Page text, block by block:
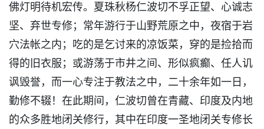
佛灯明待机宏传。夏珠秋杨仁波切不孚正望、心诚志
坚、弃世专修；常年游行于山野荒原之中，夜宿于岩
穴法帐之内；吃的是乞讨来的凉饭菜，穿的是捡拾而
得的旧衣服；或游荡于市井之间、形似疯癫、任人讥
讽毁誉，而一心专注于教法之中，二十余年如一日，
勤修不辍！在此期间，仁波切曾在青藏、印度及内地
的众多胜地闭关修行，其中在印度一圣地闭关专修长